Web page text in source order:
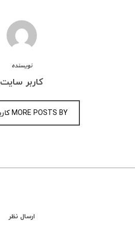
نویسنده
کاربر سایت
MORE POSTS BY کاربر سایت
ارسال نظر